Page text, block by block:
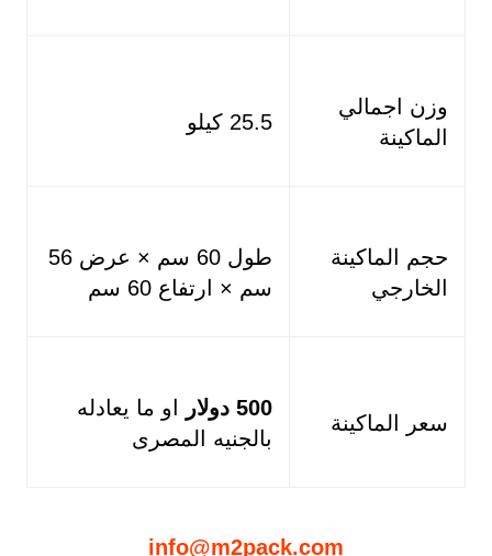
وزن اجمالي
الماكينة
25.5 كيلو
حجم الماكينة
الخارجي
طول 60 سم × عرض 56
سم × ارتفاع 60 سم
سعر الماكينة
500 دولار
او ما يعادله
بالجنيه المصرى
info@m2pack.com